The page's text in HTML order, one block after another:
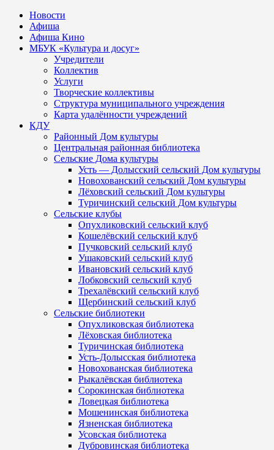
Новости
Афиша
Афиша Кино
МБУК «Культура и досуг»
Учредители
Коллектив
Услуги
Творческие коллективы
Структура муниципального учреждения
Карта удалённости учреждений
КДУ
Районный Дом культуры
Центральная районная библиотека
Сельские Дома культуры
Усть — Долысский сельский Дом культуры
Новохованский сельский Дом культуры
Лёховский сельский Дом культуры
Туричинский сельский Дом культуры
Сельские клубы
Опухликовский сельский клуб
Кошелёвский сельский клуб
Пучковский сельский клуб
Ушаковский сельский клуб
Ивановский сельский клуб
Лобковский сельский клуб
Трехалёвский сельский клуб
Щербинский сельский клуб
Сельские библиотеки
Опухликовская библиотека
Лёховская библиотека
Туричинская библиотека
Усть-Долысская библиотека
Новохованская библиотека
Рыкалёвская библиотека
Сорокинская библиотека
Ловецкая библиотека
Мошенинская библиотека
Язненская библиотека
Усовская библиотека
Дубровинская библиотека